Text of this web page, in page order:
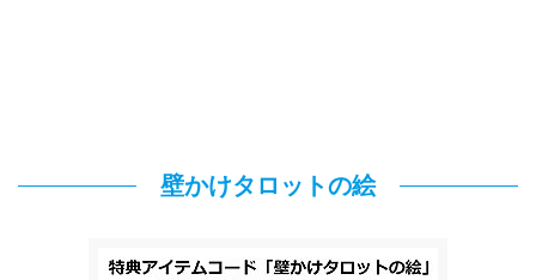
壁かけタロットの絵